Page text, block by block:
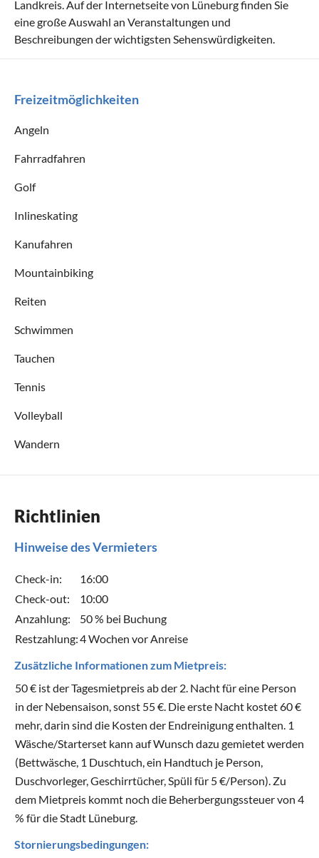
Landkreis. Auf der Internetseite von Lüneburg finden Sie
eine große Auswahl an Veranstaltungen und
Beschreibungen der wichtigsten Sehenswürdigkeiten.
Freizeitmöglichkeiten
Angeln
Fahrradfahren
Golf
Inlineskating
Kanufahren
Mountainbiking
Reiten
Schwimmen
Tauchen
Tennis
Volleyball
Wandern
Richtlinien
Hinweise des Vermieters
Check-in:
16:00
Check-out:
10:00
Anzahlung:
50 % bei Buchung
Restzahlung:4 Wochen vor Anreise
Zusätzliche Informationen zum Mietpreis:
50 € ist der Tagesmietpreis ab der 2. Nacht für eine Person
in der Nebensaison, sonst 55 €. Die erste Nacht kostet 60 €
mehr, darin sind die Kosten der Endreinigung enthalten. 1
Wäsche/Starterset kann auf Wunsch dazu gemietet werden
(Bettwäsche, 1 Duschtuch, ein Handtuch je Person,
Duschvorleger, Geschirrtücher, Spüli für 5 €/Person). Zu
dem Mietpreis kommt noch die Beherbergungssteuer von 4
% für die Stadt Lüneburg.
Stornierungsbedingungen: